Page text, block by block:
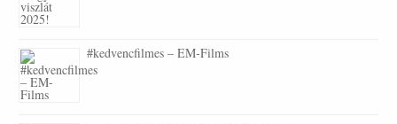
#kedvencfilmes – EM-Films